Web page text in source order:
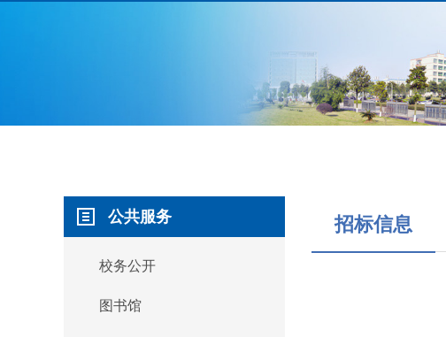
公共服务
校务公开
图书馆
招标信息